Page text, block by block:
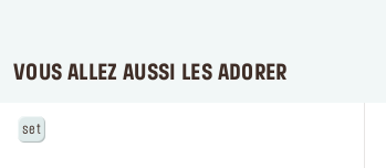
VOUS ALLEZ AUSSI LES ADORER
set